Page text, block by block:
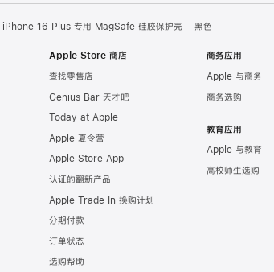
iPhone 16 Plus 专用 MagSafe 硅胶保护壳 – 黑色
Apple Store 商店
查找零售店
Genius Bar 天才吧
Today at Apple
Apple 夏令营
Apple Store App
认证的翻新产品
Apple Trade In 换购计划
分期付款
订单状态
选购帮助
商务应用
Apple 与商务
商务选购
教育应用
Apple 与教育
高校师生选购